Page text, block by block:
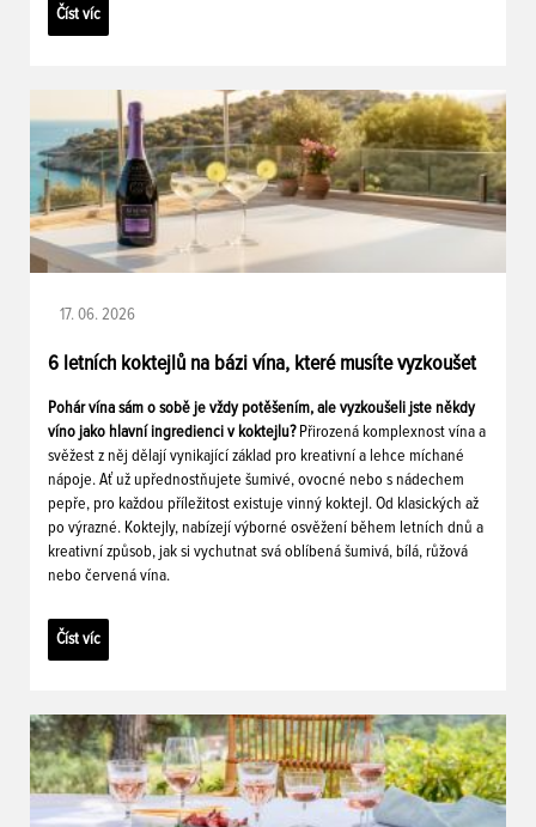
Číst víc
17. 06. 2026
6 letních koktejlů na bázi vína, které musíte vyzkoušet
Pohár vína sám o sobě je vždy potěšením, ale vyzkoušeli jste někdy
víno jako hlavní ingredienci v koktejlu? Přirozená komplexnost vína a
svěžest z něj dělají vynikající základ pro kreativní a lehce míchané
nápoje. Ať už upřednostňujete šumivé, ovocné nebo s nádechem
pepře, pro každou příležitost existuje vinný koktejl. Od klasických až
po výrazné. Koktejly, nabízejí výborné osvěžení během letních dnů a
kreativní způsob, jak si vychutnat svá oblíbená šumivá, bílá, růžová
nebo červená vína.
Číst víc